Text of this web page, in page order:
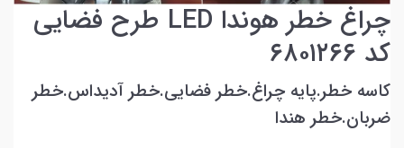
چراغ خطر هوندا LED طرح فضایی
کد ۶۸۰۱۲۶۶
کاسه خطر.پایه چراغ.خطر فضایی.خطر آدیداس.خطر
ضربان.خطر هندا